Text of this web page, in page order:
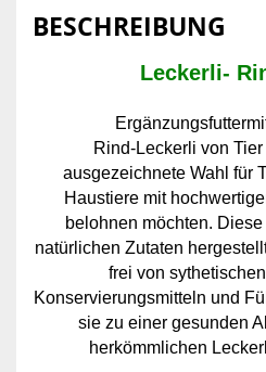
BESCHREIBUNG
Leckerli-
Rind-Leckerli von
ausgezeichnete Wahl für
Haustiere mit
belohnen möchten.
natürlichen Zutaten
frei von
Konservierungsmitteln und
sie zu einer gesunden
herkömmlichen